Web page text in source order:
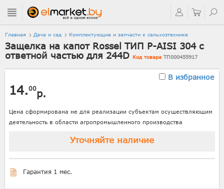
Главная Дача и сад Комплектующие и запчасти к сельхозтехнике
Защелка на капот Rossel ТИП P-AISI 304 с
ответной частью для 244D Код товара ТП000455917
В избранное
14.00р.
Цена сформирована не для реализации субъектам осуществляющим
деятельность в области агропромышленного производства
Уточняйте наличие
Гарантия 1 мес.